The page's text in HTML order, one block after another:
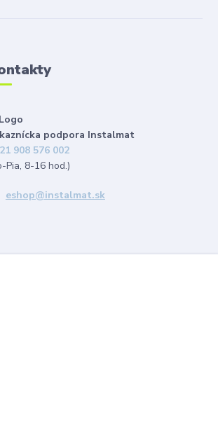
podpora Instalmat
908 576 002
Pia, 8-16 hod.)
eshop@instalmat.sk